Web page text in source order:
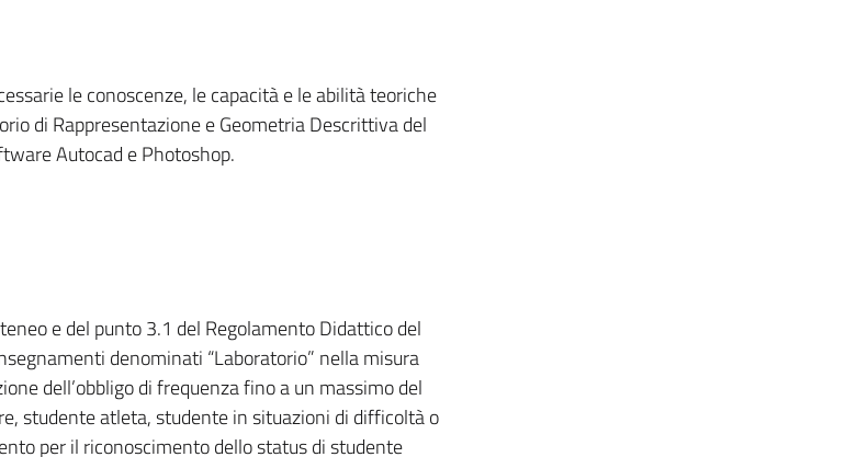
le conoscenze, le capacità e le abilità teoriche
di Rappresentazione e Geometria Descrittiva del
Autocad e Photoshop.
e del punto 3.1 del Regolamento Didattico del
denominati “Laboratorio” nella misura
dell’obbligo di frequenza fino a un massimo del
studente atleta, studente in situazioni di difficoltà o
per il riconoscimento dello status di studente